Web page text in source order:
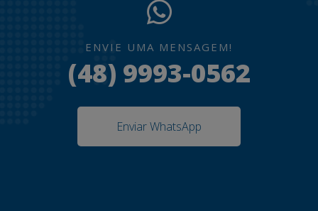
ENVIE UMA MENSAGEM!
(48) 9993-0562
Enviar WhatsApp